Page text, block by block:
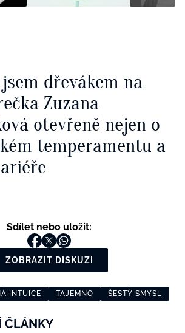
dřevákem na
Zuzana
otevřeně nejen o
temperamentu a
Sdílet nebo uložit:
ZOBRAZIT DISKUZI
INTUICE TAJEMNO ŠESTÝ SMYSL
ČLÁNKY